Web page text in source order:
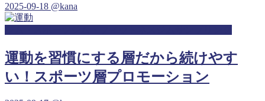
2025-09-18 @kana
運動を習慣にする層だから続けやす
い！スポーツ層プロモーション